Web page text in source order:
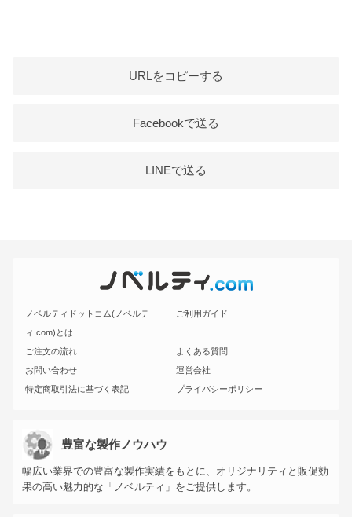
URLをコピーする
Facebookで送る
LINEで送る
ノベルティドットコム(ノベルテ
ィ.com)とは
ご利用ガイド
ご注文の流れ
よくある質問
お問い合わせ
運営会社
特定商取引法に基づく表記
プライバシーポリシー
豊富な製作ノウハウ
幅広い業界での豊富な製作実績をもとに、オリジナリティと販促効
果の高い魅力的な「ノベルティ」をご提供します。